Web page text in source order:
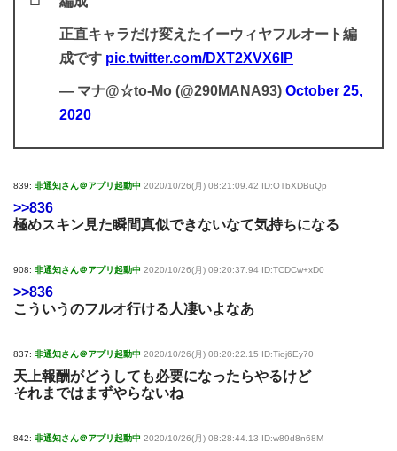
正直キャラだけ変えたイーウィヤフルオート編
成です pic.twitter.com/DXT2XVX6lP
— マナ@☆to-Mo (@290MANA93) October 25,
2020
839: 非通知さん＠アプリ起動中 2020/10/26(月) 08:21:09.42 ID:OTbXDBuQp
>>836
極めスキン見た瞬間真似できないなて気持ちになる
908: 非通知さん＠アプリ起動中 2020/10/26(月) 09:20:37.94 ID:TCDCw+xD0
>>836
こういうのフルオ行ける人凄いよなあ
837: 非通知さん＠アプリ起動中 2020/10/26(月) 08:20:22.15 ID:Tioj6Ey70
天上報酬がどうしても必要になったらやるけど
それまではまずやらないね
842: 非通知さん＠アプリ起動中 2020/10/26(月) 08:28:44.13 ID:w89d8n68M